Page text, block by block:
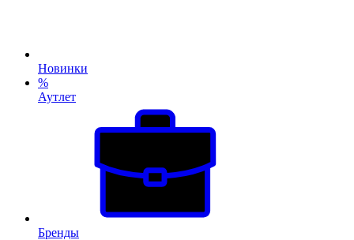
Новинки
%
Аутлет
Бренды